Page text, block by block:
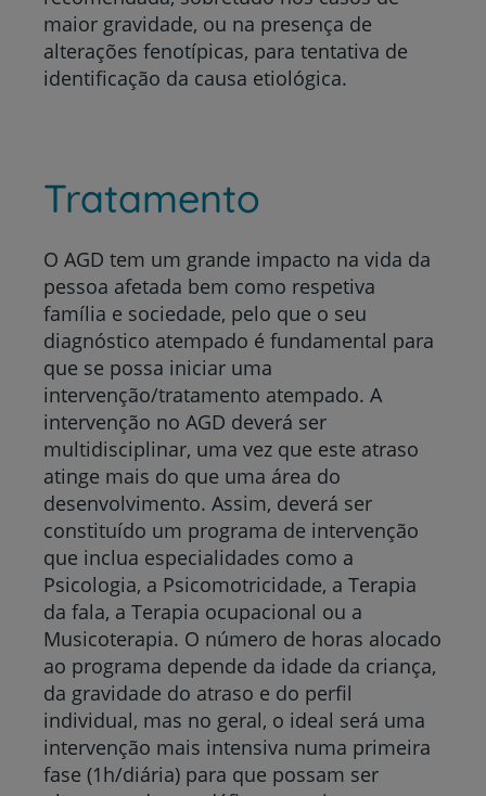
maior gravidade, ou na presença de
alterações fenotípicas, para tentativa de
identificação da causa etiológica.
Tratamento
O AGD tem um grande impacto na vida da
pessoa afetada bem como respetiva
família e sociedade, pelo que o seu
diagnóstico atempado é fundamental para
que se possa iniciar uma
intervenção/tratamento atempado. A
intervenção no AGD deverá ser
multidisciplinar, uma vez que este atraso
atinge mais do que uma área do
desenvolvimento. Assim, deverá ser
constituído um programa de intervenção
que inclua especialidades como a
Psicologia, a Psicomotricidade, a Terapia
da fala, a Terapia ocupacional ou a
Musicoterapia. O número de horas alocado
ao programa depende da idade da criança,
da gravidade do atraso e do perfil
individual, mas no geral, o ideal será uma
intervenção mais intensiva numa primeira
fase (1h/diária) para que possam ser